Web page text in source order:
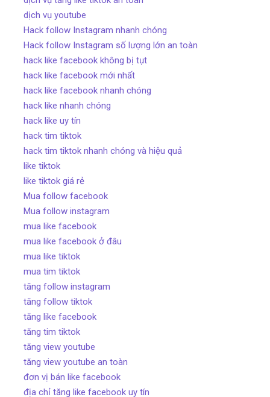
dịch vụ youtube
Hack follow Instagram nhanh chóng
Hack follow Instagram số lượng lớn an toàn
hack like facebook không bị tụt
hack like facebook mới nhất
hack like facebook nhanh chóng
hack like nhanh chóng
hack like uy tín
hack tim tiktok
hack tim tiktok nhanh chóng và hiệu quả
like tiktok
like tiktok giá rẻ
Mua follow facebook
Mua follow instagram
mua like facebook
mua like facebook ở đâu
mua like tiktok
mua tim tiktok
tăng follow instagram
tăng follow tiktok
tăng like facebook
tăng tim tiktok
tăng view youtube
tăng view youtube an toàn
đơn vị bán like facebook
địa chỉ tăng like facebook uy tín